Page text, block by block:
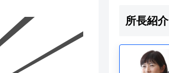
所長紹介